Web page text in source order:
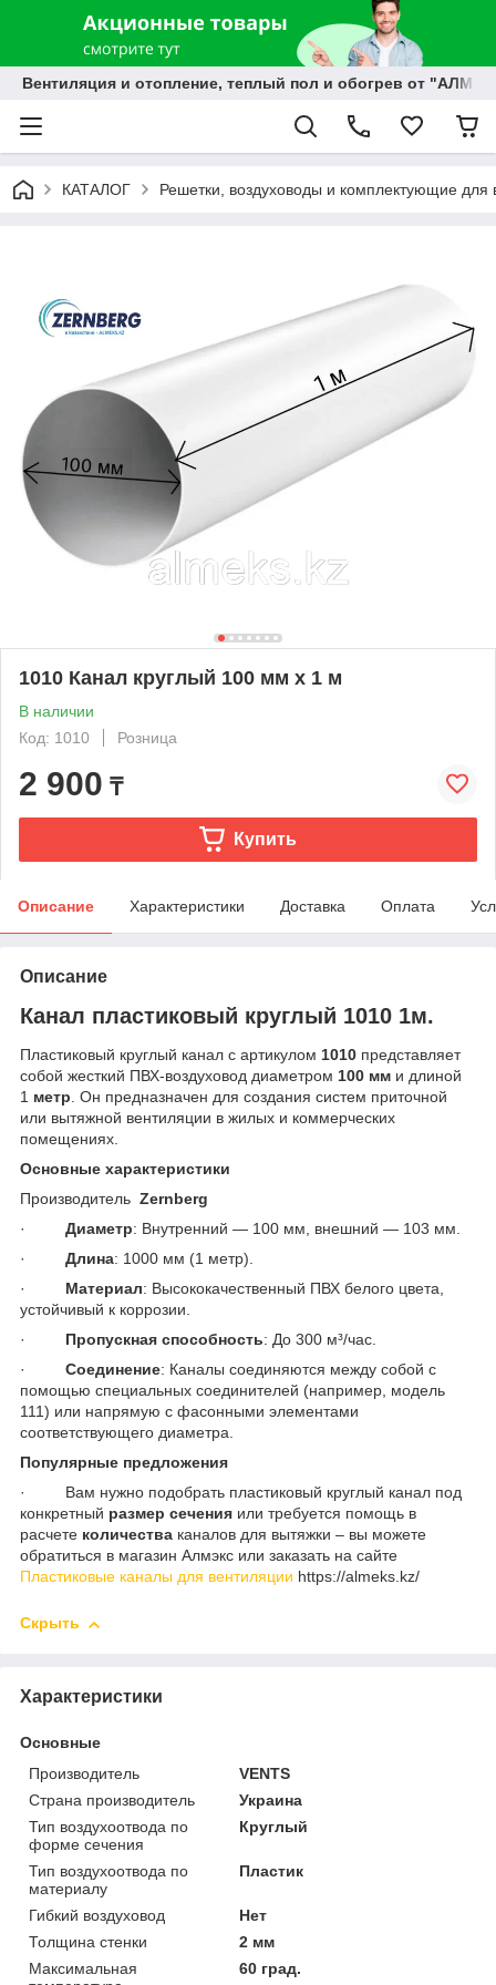
Вентиляция и отопление, теплый пол и обогрев от
КАТАЛОГ Решетки, воздуховоды и комплектующие для
1010 Канал круглый 100 мм х 1 м
В наличии
Код: 1010
Розница
2 900 ₸
Купить
Описание Характеристики Доставка Оплата
Описание
Канал пластиковый круглый 1010 1м.
Пластиковый круглый канал с артикулом 1010 представляет
собой жесткий ПВХ-воздуховод диаметром 100 мм и длиной
1 метр. Он предназначен для создания систем приточной
или вытяжной вентиляции в жилых и коммерческих
помещениях.
Основные характеристики
Производитель Zernberg
· Диаметр: Внутренний — 100 мм, внешний — 103 мм.
· Длина: 1000 мм (1 метр).
· Материал: Высококачественный ПВХ белого цвета,
устойчивый к коррозии.
· Пропускная способность: До 300 м³/час.
· Соединение: Каналы соединяются между собой с
помощью специальных соединителей (например, модель
111) или напрямую с фасонными элементами
соответствующего диаметра.
Популярные предложения
· Вам нужно подобрать пластиковый круглый канал под
конкретный размер сечения или требуется помощь в
расчете количества каналов для вытяжки – вы можете
обратиться в магазин Алмэкс или заказать на сайте
Пластиковые каналы для вентиляции https://almeks.kz/
Скрыть
Характеристики
Основные
Производитель
VENTS
Страна производитель
Украина
Тип воздухоотвода по
форме сечения
Круглый
Тип воздухоотвода по
материалу
Пластик
Гибкий воздуховод
Нет
Толщина стенки
2 мм
Максимальная
60 град.